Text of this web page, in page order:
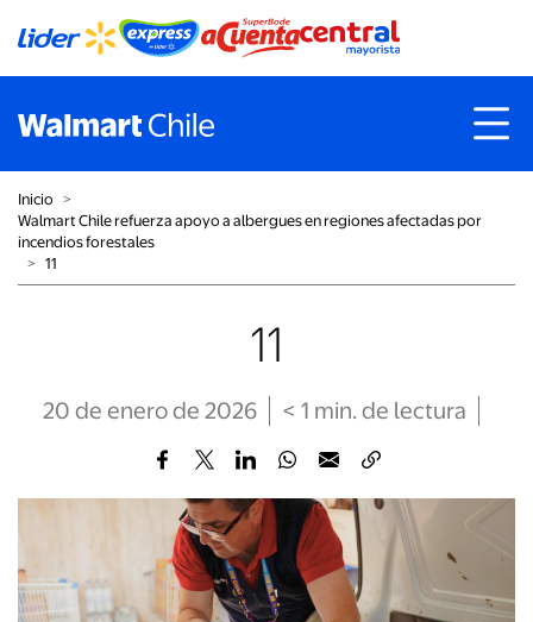
Inicio ˃
Walmart Chile refuerza apoyo a albergues en regiones afectadas por
incendios forestales
˃ 11
11
20 de enero de 2026 < 1 min. de lectura